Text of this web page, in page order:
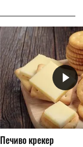
Печиво крекер